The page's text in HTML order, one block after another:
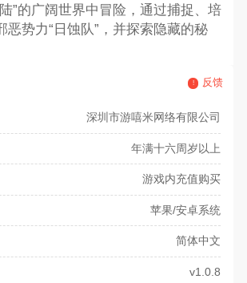
”的广阔世界中冒险，通过捕捉、培
恶势力“日蚀队”，并探索隐藏的秘
反馈
深圳市游嘻米网络有限公司
年满十六周岁以上
游戏内充值购买
苹果/安卓系统
简体中文
v1.0.8